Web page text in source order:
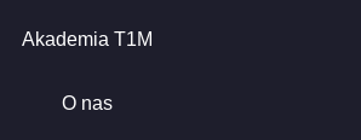
Akademia T1M
O nas